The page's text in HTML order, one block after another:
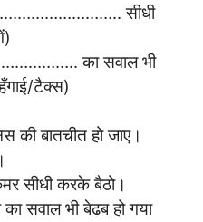
……………………….. सीधी
का सवाल भी
टैक्स)
की बातचीत हो जाए।
सीधी करके बैठो।
सवाल भी बेढब हो गया